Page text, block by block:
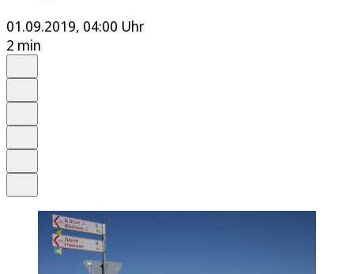
01.09.2019, 04:00 Uhr
2 min